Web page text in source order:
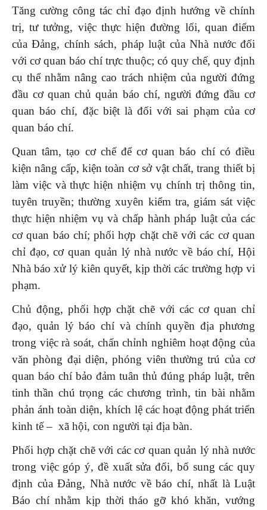
Tăng cường công tác chỉ đạo định hướng về chính
trị, tư tưởng, việc thực hiện đường lối, quan điểm
của Đảng, chính sách, pháp luật của Nhà nước đối
với cơ quan báo chí trực thuộc; có quy chế, quy định
cụ thể nhằm nâng cao trách nhiệm của người đứng
đầu cơ quan chủ quản báo chí, người đứng đầu cơ
quan báo chí, đặc biệt là đối với sai phạm của cơ
quan báo chí.
Quan tâm, tạo cơ chế để cơ quan báo chí có điều
kiện nâng cấp, kiện toàn cơ sở vật chất, trang thiết bị
làm việc và thực hiện nhiệm vụ chính trị thông tin,
tuyên truyền; thường xuyên kiểm tra, giám sát việc
thực hiện nhiệm vụ và chấp hành pháp luật của các
cơ quan báo chí; phối hợp chặt chẽ với các cơ quan
chỉ đạo, cơ quan quản lý nhà nước về báo chí, Hội
Nhà báo xử lý kiên quyết, kịp thời các trường hợp vi
phạm.
Chủ động, phối hợp chặt chẽ với các cơ quan chỉ
đạo, quản lý báo chí và chính quyền địa phương
trong việc rà soát, chấn chỉnh nghiêm hoạt động của
văn phòng đại diện, phóng viên thường trú của cơ
quan báo chí bảo đảm tuân thủ đúng pháp luật, trên
tinh thần chú trọng các chương trình, tin bài nhằm
phản ánh toàn diện, khích lệ các hoạt động phát triển
kinh tế – xã hội, con người tại địa bàn.
Phối hợp chặt chẽ với các cơ quan quản lý nhà nước
trong việc góp ý, đề xuất sửa đổi, bổ sung các quy
định của Đảng, Nhà nước về báo chí, nhất là Luật
Báo chí nhằm kịp thời tháo gỡ khó khăn, vướng